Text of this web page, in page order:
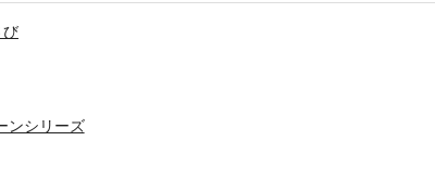
び
ンシリーズ